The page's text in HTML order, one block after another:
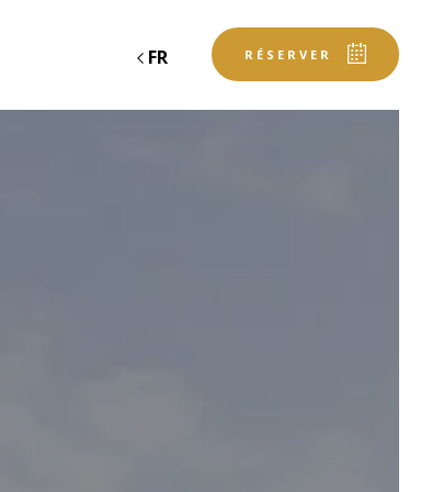
RÉSERVER
FR